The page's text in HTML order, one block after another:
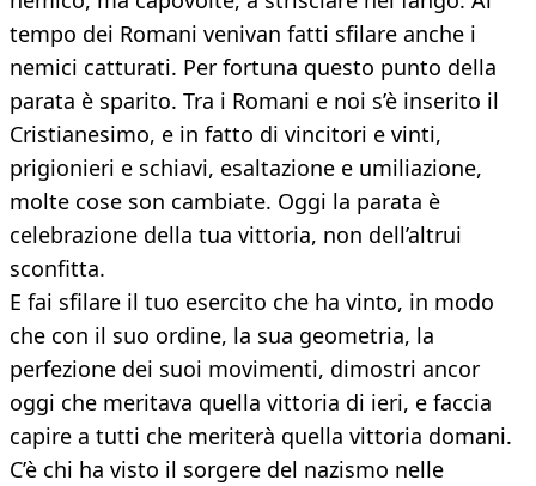
tempo dei Romani venivan fatti sfilare anche i
nemici catturati. Per fortuna questo punto della
parata è sparito. Tra i Romani e noi s’è inserito il
Cristianesimo, e in fatto di vincitori e vinti,
prigionieri e schiavi, esaltazione e umiliazione,
molte cose son cambiate. Oggi la parata è
celebrazione della tua vittoria, non dell’altrui
sconfitta.
E fai sfilare il tuo esercito che ha vinto, in modo
che con il suo ordine, la sua geometria, la
perfezione dei suoi movimenti, dimostri ancor
oggi che meritava quella vittoria di ieri, e faccia
capire a tutti che meriterà quella vittoria domani.
C’è chi ha visto il sorgere del nazismo nelle